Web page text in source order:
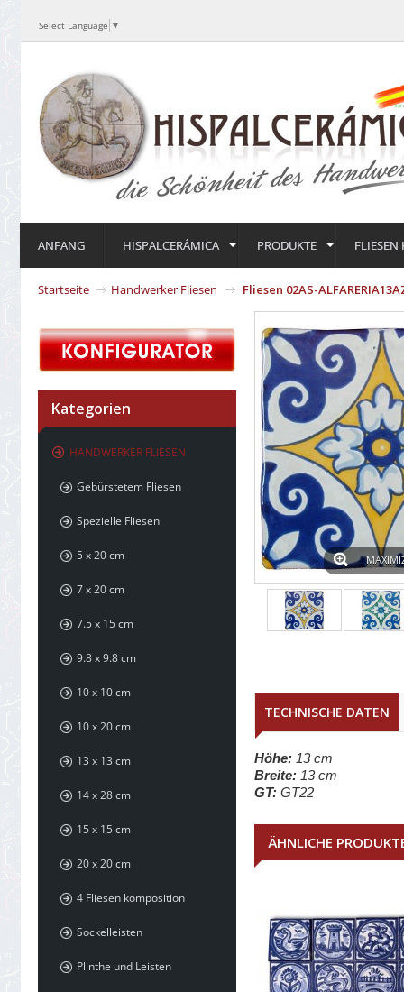
Select Language ▼
ANFANG HISPALCERÁMICA PRODUKTE FLIESEN
Startseite Handwerker Fliesen Fliesen 02AS-
Kategorien
HANDWERKER FLIESEN
Gebürstetem Fliesen
Spezielle Fliesen
5 x 20 cm
7 x 20 cm
7.5 x 15 cm
9.8 x 9.8 cm
10 x 10 cm
10 x 20 cm
13 x 13 cm
14 x 28 cm
15 x 15 cm
20 x 20 cm
4 Fliesen komposition
Sockelleisten
Plinthe und Leisten
TECHNISCHE DATEN
Höhe: 13 cm
Breite: 13 cm
GT: GT22
ÄHNLICHE